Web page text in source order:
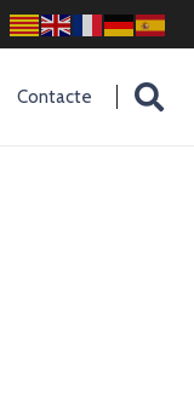
Contacte